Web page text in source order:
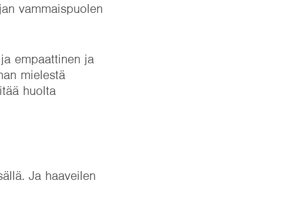
vammaispuolen
empaattinen ja
mielestä
huolta
Ja haaveilen